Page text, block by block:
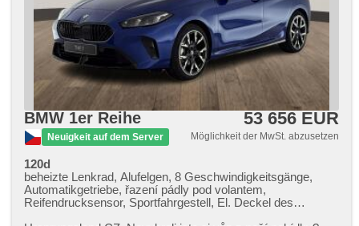
BMW 1er Reihe
Neuigkeit auf dem Server
53 656 EUR
Möglichkeit der MwSt. abzusetzen
120d
beheizte Lenkrad, Alufelgen, 8 Geschwindigkeitsgänge,
Automatikgetriebe, řazení pádly pod volantem,
Reifendrucksensor, Sportfahrgestell, El. Deckel des